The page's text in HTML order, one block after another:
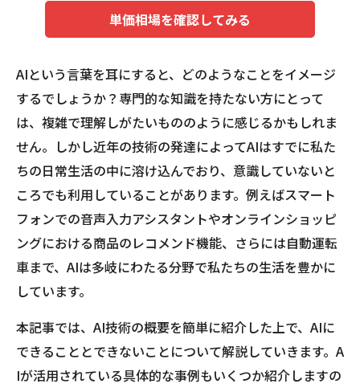
単価相場を確認してみる
AIという言葉を耳にすると、どのようなことをイメージ
するでしょうか？専門的な知識を持たない方にとって
は、複雑で理解しがたいもののように感じるかもしれま
せん。しかし近年の技術の発達によってAIはすでに私た
ちの日常生活の中に溶け込んでおり、意識していないと
ころでも利用していることがあります。例えばスマート
フォンでの音声入力アシスタントやオンラインショッピ
ングにおける商品のレコメンド機能、さらには自動運転
車まで、AIは多岐にわたる分野で私たちの生活を豊かに
しています。
本記事では、AI技術の概要を簡単に紹介した上で、AIに
できることとできないことについて解説していきます。A
Iが活用されている具体的な事例もいくつか紹介しますの